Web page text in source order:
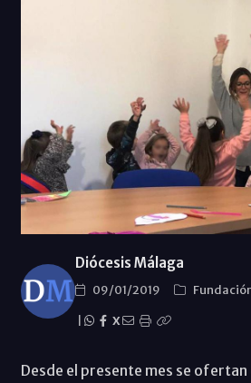
Diócesis Málaga
09/01/2019
X
Desde el presente mes se ofertan